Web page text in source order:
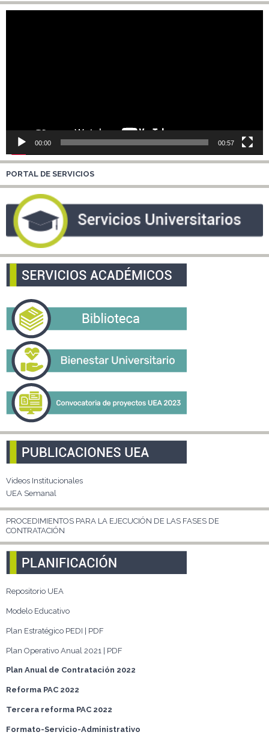
00:00 00:57
PORTAL DE SERVICIOS
Videos Institucionales
UEA Semanal
PROCEDIMIENTOS PARA LA EJECUCIÓN DE LAS FASES DE
CONTRATACIÓN
Repositorio UEA
Modelo Educativo
Plan Estratégico PEDI | PDF
Plan Operativo Anual 2021 | PDF
Plan Anual de Contratación 2022
Reforma PAC 2022
Tercera reforma PAC 2022
Formato-Servicio-Administrativo